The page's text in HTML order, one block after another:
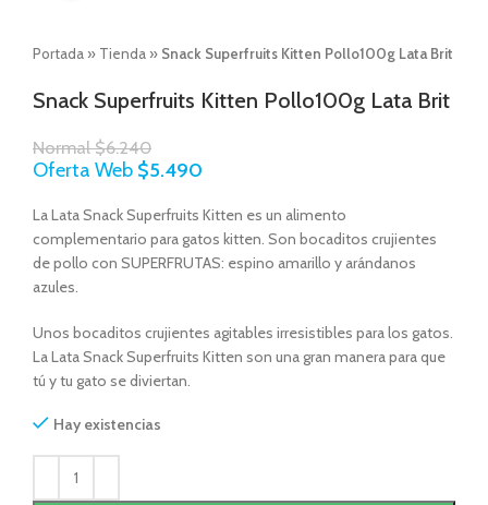
Portada » Tienda » Snack Superfruits Kitten Pollo100g Lata Brit
Snack Superfruits Kitten Pollo100g Lata Brit
Normal$6.240
Oferta Web $5.490
La Lata Snack Superfruits Kitten es un alimento
complementario para gatos kitten. Son bocaditos crujientes
de pollo con SUPERFRUTAS: espino amarillo y arándanos
azules.
Unos bocaditos crujientes agitables irresistibles para los gatos.
La Lata Snack Superfruits Kitten son una gran manera para que
tú y tu gato se diviertan.
Hay existencias